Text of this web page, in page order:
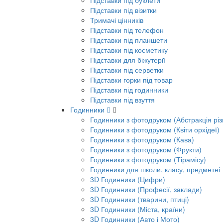
Підставки під візитки
Тримачі цінників
Підставки під телефон
Підставки під планшети
Підставки під косметику
Підставки для біжутерії
Підставки під серветки
Підставки горки під товар
Підставки під годинники
Підставки під взуття
Годинники
Годинники з фотодруком (Абстракція
Годинники з фотодруком (Квіти орхідеї)
Годинники з фотодруком (Кава)
Годинники з фотодруком (Фрукти)
Годинники з фотодруком (Тірамісу)
Годинники для школи, класу, предметні
3D Годинники (Цифри)
3D Годинники (Професії, заклади)
3D Годинники (тварини, птиці)
3D Годинники (Міста, країни)
3D Годинники (Авто і Мото)